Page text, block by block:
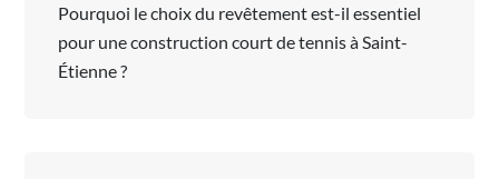
Pourquoi le choix du revêtement est-il essentiel
pour une construction court de tennis à Saint-
Étienne ?